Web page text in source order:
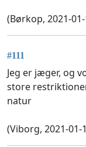
(Børkop, 2021-
#111
Jeg er jæger, og
store
natur
(Viborg, 2021-01-